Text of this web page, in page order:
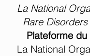
La National
Rare
Plateforme
La National